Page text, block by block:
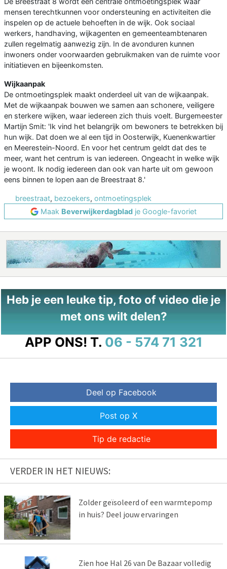
mensen terechtkunnen voor ondersteuning en activiteiten die
inspelen op de actuele behoeften in de wijk. Ook sociaal
werkers, handhaving, wijkagenten en gemeenteambtenaren
zullen regelmatig aanwezig zijn. In de avonduren kunnen
inwoners onder voorwaarden gebruikmaken van de ruimte voor
initiatieven en bijeenkomsten.
Wijkaanpak
De ontmoetingsplek maakt onderdeel uit van de wijkaanpak.
Met de wijkaanpak bouwen we samen aan schonere, veiligere
en sterkere wijken, waar iedereen zich thuis voelt. Burgemeester
Martijn Smit: 'Ik vind het belangrijk om bewoners te betrekken bij
hun wijk. Dat doen we al een tijd in Oosterwijk, Kuenenkwartier
en Meerestein-Noord. En voor het centrum geldt dat des te
meer, want het centrum is van iedereen. Ongeacht in welke wijk
je woont. Ik nodig iedereen dan ook van harte uit om gewoon
eens binnen te lopen aan de Breestraat 8.'
breestraat, bezoekers, ontmoetingsplek
Maak Beverwijkerdagblad je Google-favoriet
Heb je een leuke tip, foto of video die je
met ons wilt delen?
APP ONS! T. 06 - 574 71 321
Deel op Facebook
Post op X
Tip de redactie
VERDER IN HET NIEUWS:
Zolder geïsoleerd of een warmtepomp
in huis? Deel jouw ervaringen
Zien hoe Hal 26 van De Bazaar volledig